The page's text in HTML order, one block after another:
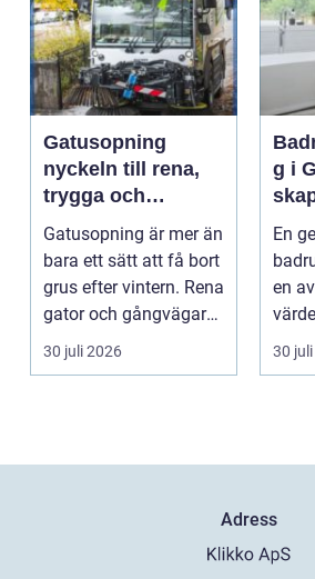
Gatusopning
nyckeln till rena,
trygga och
hållbara
stadsmiljöer
Gatusopning är mer än
bara ett sätt att få bort
grus efter vintern. Rena
gator och gångvägar
påverka...
30 juli 2026
g i
En
en
30
Adress